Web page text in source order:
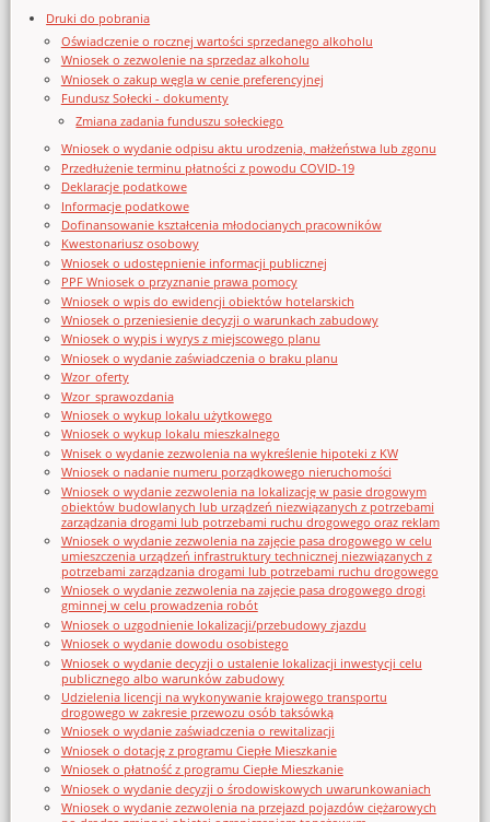
Druki do pobrania
Oświadczenie o rocznej wartości sprzedanego alkoholu
Wniosek o zezwolenie na sprzedaz alkoholu
Wniosek o zakup węgla w cenie preferencyjnej
Fundusz Sołecki - dokumenty
Zmiana zadania funduszu sołeckiego
Wniosek o wydanie odpisu aktu urodzenia, małżeństwa lub zgonu
Przedłużenie terminu płatności z powodu COVID-19
Deklaracje podatkowe
Informacje podatkowe
Dofinansowanie kształcenia młodocianych pracowników
Kwestonariusz osobowy
Wniosek o udostępnienie informacji publicznej
PPF Wniosek o przyznanie prawa pomocy
Wniosek o wpis do ewidencji obiektów hotelarskich
Wniosek o przeniesienie decyzji o warunkach zabudowy
Wniosek o wypis i wyrys z miejscowego planu
Wniosek o wydanie zaświadczenia o braku planu
Wzor_oferty
Wzor_sprawozdania
Wniosek o wykup lokalu użytkowego
Wniosek o wykup lokalu mieszkalnego
Wnisek o wydanie zezwolenia na wykreślenie hipoteki z KW
Wniosek o nadanie numeru porządkowego nieruchomości
Wniosek o wydanie zezwolenia na lokalizację w pasie drogowym
obiektów budowlanych lub urządzeń niezwiązanych z potrzebami
zarządzania drogami lub potrzebami ruchu drogowego oraz reklam
Wniosek o wydanie zezwolenia na zajęcie pasa drogowego w celu
umieszczenia urządzeń infrastruktury technicznej niezwiązanych z
potrzebami zarządzania drogami lub potrzebami ruchu drogowego
Wniosek o wydanie zezwolenia na zajęcie pasa drogowego drogi
gminnej w celu prowadzenia robót
Wniosek o uzgodnienie lokalizacji/przebudowy zjazdu
Wniosek o wydanie dowodu osobistego
Wniosek o wydanie decyzji o ustalenie lokalizacji inwestycji celu
publicznego albo warunków zabudowy
Udzielenia licencji na wykonywanie krajowego transportu
drogowego w zakresie przewozu osób taksówką
Wniosek o wydanie zaświadczenia o rewitalizacji
Wniosek o dotację z programu Ciepłe Mieszkanie
Wniosek o płatność z programu Ciepłe Mieszkanie
Wniosek o wydanie decyzji o środowiskowych uwarunkowaniach
Wniosek o wydanie zezwolenia na przejazd pojazdów ciężarowych